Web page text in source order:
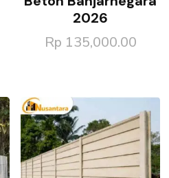
2026
Rp 135,000.00